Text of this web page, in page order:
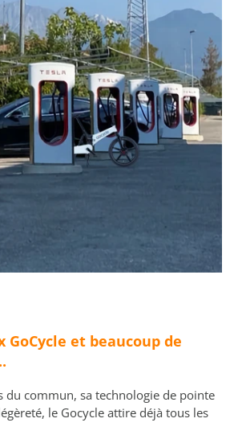
GoCycle et beaucoup de
du commun, sa technologie de pointe
le Gocycle attire déjà tous les